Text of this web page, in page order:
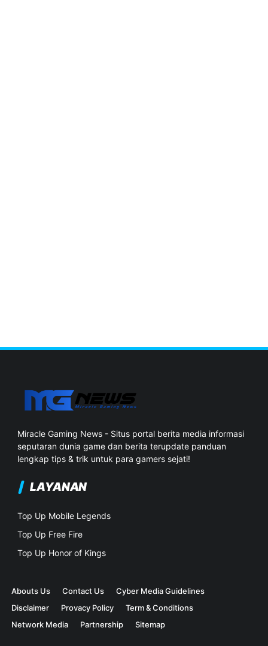
Miracle Gaming News - Situs portal berita media informasi
seputaran dunia game dan berita terupdate panduan
lengkap tips & trik untuk para gamers sejati!
LAYANAN
Top Up Mobile Legends
Top Up Free Fire
Top Up Honor of Kings
Abouts Us Contact Us
Cyber Media Guidelines
Disclaimer
Provacy Policy
Term & Conditions
Network Media
Partnership Sitemap